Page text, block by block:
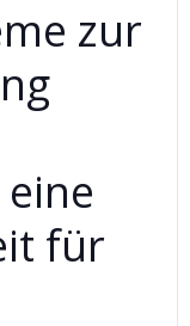
zur
für